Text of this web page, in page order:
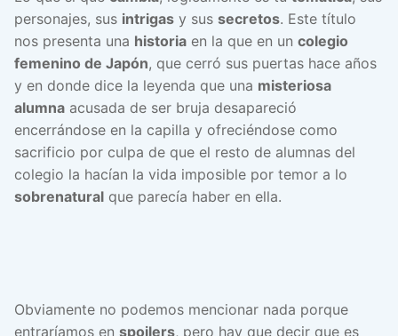
personajes, sus intrigas y sus secretos. Este título
nos presenta una historia en la que en un colegio
femenino de Japón, que cerró sus puertas hace años
y en donde dice la leyenda que una misteriosa
alumna acusada de ser bruja desapareció
encerrándose en la capilla y ofreciéndose como
sacrificio por culpa de que el resto de alumnas del
colegio la hacían la vida imposible por temor a lo
sobrenatural que parecía haber en ella.
Obviamente no podemos mencionar nada porque
entraríamos en spoilers, pero hay que decir que es